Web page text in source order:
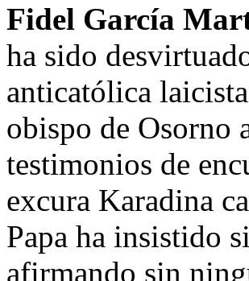
Fidel García
ha sido
anticatólica
obispo de Osorno
testimonios de
excura Karadina
Papa ha insistido
afirmando sin